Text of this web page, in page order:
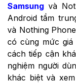
Samsung và
Android tầm
và Nothing
có cùng mức
cách tiếp cận
nghiệm người
khác biệt và